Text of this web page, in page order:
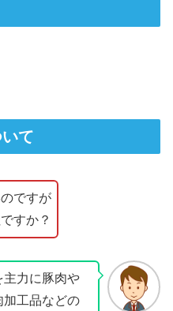
て
ですが
すか？
主力に豚肉や
加工品などの